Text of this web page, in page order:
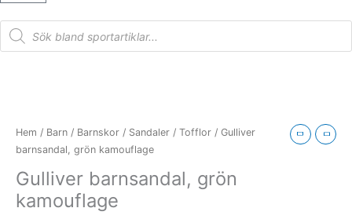
Products
search
Hem / Barn / Barnskor / Sandaler / Tofflor / Gulliver
barnsandal, grön kamouflage
Gulliver barnsandal, grön
kamouflage
grön
kamouflage